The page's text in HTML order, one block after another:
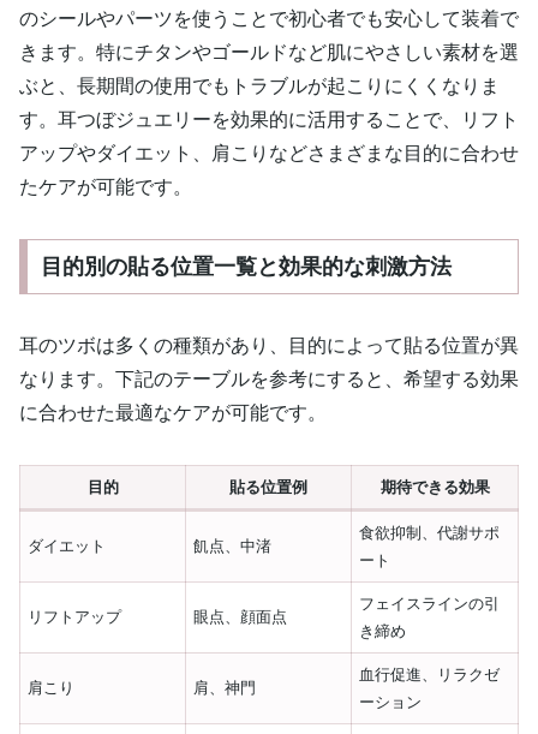
のシールやパーツを使うことで初心者でも安心して装着で
きます。特にチタンやゴールドなど肌にやさしい素材を選
ぶと、長期間の使用でもトラブルが起こりにくくなりま
す。耳つぼジュエリーを効果的に活用することで、リフト
アップやダイエット、肩こりなどさまざまな目的に合わせ
たケアが可能です。
目的別の貼る位置一覧と効果的な刺激方法
耳のツボは多くの種類があり、目的によって貼る位置が異
なります。下記のテーブルを参考にすると、希望する効果
に合わせた最適なケアが可能です。
目的 貼る位置例 期待できる効果
ダイエット 飢点、中渚
食欲抑制、代謝サポ
ート
リフトアップ 眼点、顔面点
フェイスラインの引
き締め
肩こり 肩、神門
血行促進、リラクゼ
ーション